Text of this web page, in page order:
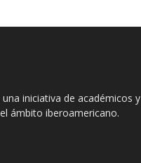
iniciativa de académicos y
ámbito iberoamericano.